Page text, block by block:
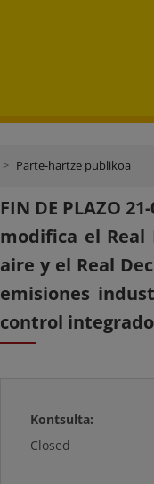
Parte-hartze publikoa
FIN DE PLAZO
modifica el Real
aire y el Real
emisiones
control
Kontsulta:
Closed